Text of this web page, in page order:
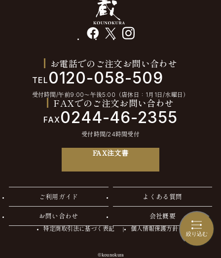
絞り込む
facebook instagram
お電話でのご注文お問い合わせ
TEL 0120-058-509
受付時間/午前9:00〜午後5:00（店休日：1月1日/水曜日）
FAXでのご注文お問い合わせ
FAX 0244-46-2355
受付時間/24時間受付
FAX注文書
ご利用ガイド よくある質問
お問い合わせ 会社概要
特定商取引法に基づく表記 個人情報保護方針
©kounokura